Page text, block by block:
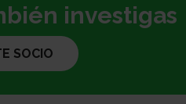
investigas
SOCIO